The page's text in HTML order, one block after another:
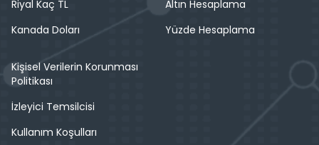
Riyal Kaç TL
Kanada Doları
Altın Hesaplama
Yüzde Hesaplama
Kişisel Verilerin Korunması
Politikası
İzleyici Temsilcisi
Kullanım Koşulları